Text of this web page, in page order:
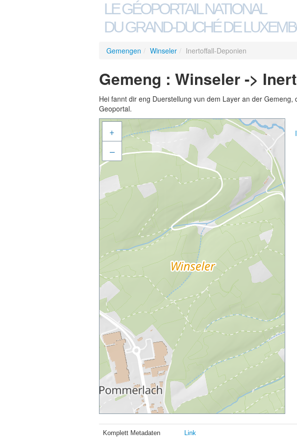
LE GÉOPORTAIL NATIONAL
DU GRAND-DUCHÉ DE
Gemengen / Winseler / Inertoffall-Deponien
Gemeng : Winseler ->
Hei fannt dir eng Duerstellung vun dem Layer an der
Geoportal.
+
–
Komplett Metadaten Link